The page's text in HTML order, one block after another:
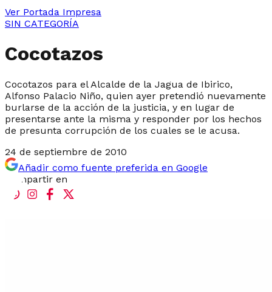
Ver Portada Impresa
SIN CATEGORÍA
Cocotazos
Cocotazos para el Alcalde de la Jagua de Ibirico,
Alfonso Palacio Niño, quien ayer pretendió nuevamente
burlarse de la acción de la justicia, y en lugar de
presentarse ante la misma y responder por los hechos
de presunta corrupción de los cuales se le acusa.
24 de septiembre de 2010
Añadir como fuente preferida en Google
Compartir en